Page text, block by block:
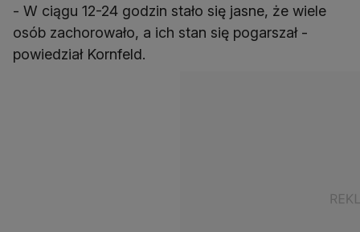
- W ciągu 12-24 godzin stało się jasne, że wiele
osób zachorowało, a ich stan się pogarszał -
powiedział Kornfeld.